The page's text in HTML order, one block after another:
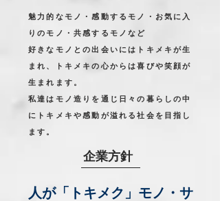
魅力的なモノ・感動するモノ・お気に入
りのモノ・共感するモノなど
好きなモノとの出会いにはトキメキが生
まれ、トキメキの心からは喜びや笑顔が
生まれます。
私達はモノ造りを通じ日々の暮らしの中
にトキメキや感動が溢れる社会を目指し
ます。
企業方針
人が「トキメク」モノ・サ